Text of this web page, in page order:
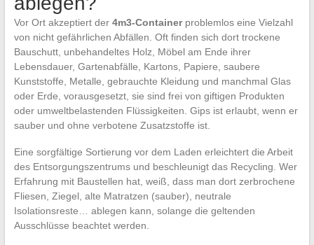
Vor Ort akzeptiert der 4m3-Containerproblemlos eine Vielzahl
von nicht gefährlichen Abfällen. Oft finden sich dort trockene
Bauschutt, unbehandeltes Holz, Möbel am Ende ihrer
Lebensdauer, Gartenabfälle, Kartons, Papiere, saubere
Kunststoffe, Metalle, gebrauchte Kleidung und manchmal Glas
oder Erde, vorausgesetzt, sie sind frei von giftigen Produkten
oder umweltbelastenden Flüssigkeiten. Gips ist erlaubt, wenn er
sauber und ohne verbotene Zusatzstoffe ist.
Eine sorgfältige Sortierung vor dem Laden erleichtert die Arbeit
des Entsorgungszentrums und beschleunigt das Recycling. Wer
Erfahrung mit Baustellen hat, weiß, dass man dort zerbrochene
Fliesen, Ziegel, alte Matratzen (sauber), neutrale
Isolationsreste… ablegen kann, solange die geltenden
Ausschlüsse beachtet werden.